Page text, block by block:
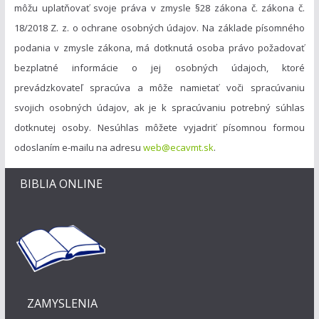
môžu uplatňovať svoje práva v zmysle §28 zákona č. zákona č.
18/2018 Z. z. o ochrane osobných údajov. Na základe písomného
podania v zmysle zákona, má dotknutá osoba právo požadovať
bezplatné informácie o jej osobných údajoch, ktoré
prevádzkovateľ spracúva a môže namietať voči spracúvaniu
svojich osobných údajov, ak je k spracúvaniu potrebný súhlas
dotknutej osoby. Nesúhlas môžete vyjadriť písomnou formou
odoslaním e-mailu na adresu web@ecavmt.sk.
BIBLIA ONLINE
ZAMYSLENIA